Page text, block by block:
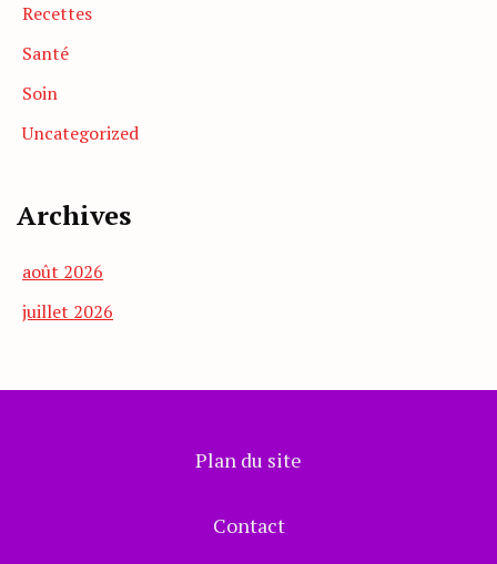
Recettes
Santé
Soin
Uncategorized
Archives
août 2026
juillet 2026
Plan du site
Contact